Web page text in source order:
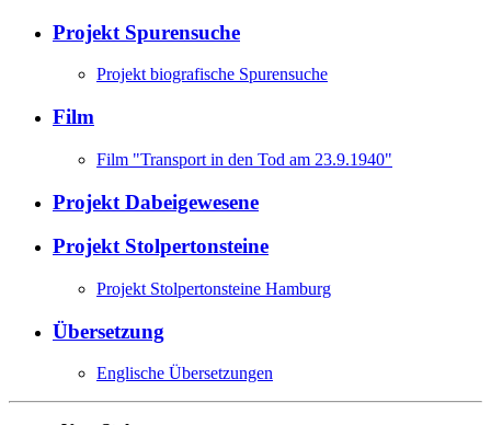
Projekt Spurensuche
Projekt biografische Spurensuche
Film
Film "Transport in den Tod am 23.9.1940"
Projekt Dabeigewesene
Projekt Stolpertonsteine
Projekt Stolpertonsteine Hamburg
Übersetzung
Englische Übersetzungen